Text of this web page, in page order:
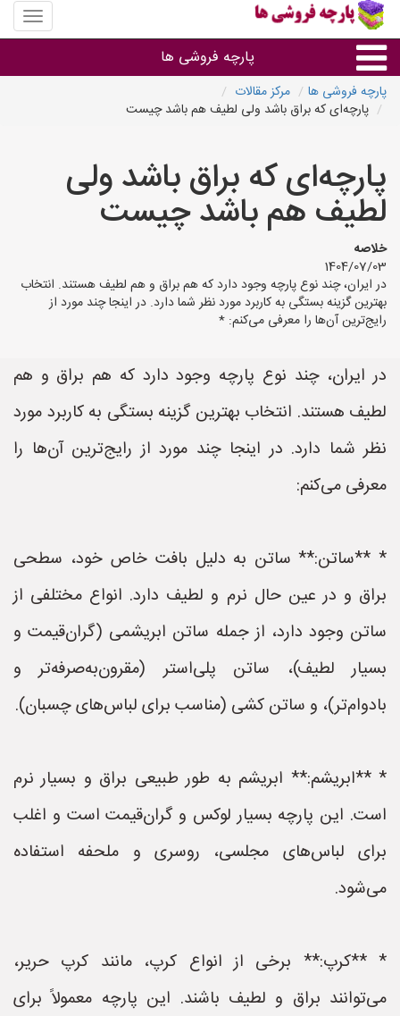
منوی
سایت
فروشی
پارچه فروشی ها
پارچه براساس جنس
پارچه براساس رنگ طرح و کاربرد
پارچه فروشی های هر شهر
پارچه فروشی ها
مرکز مقالات
پارچه‌ای که براق باشد ولی لطیف هم باشد چیست
پارچه‌ای که براق باشد ولی
لطیف هم باشد چیست
خلاصه
1404/07/03
در ایران، چند نوع پارچه وجود دارد که هم براق و هم لطیف هستند. انتخاب
بهترین گزینه بستگی به کاربرد مورد نظر شما دارد. در اینجا چند مورد از
رایج‌ترین آن‌ها را معرفی می‌کنم: *
در ایران، چند نوع پارچه وجود دارد که هم براق و هم
لطیف هستند. انتخاب بهترین گزینه بستگی به کاربرد مورد
نظر شما دارد. در اینجا چند مورد از رایج‌ترین آن‌ها را
معرفی می‌کنم:
* **ساتن:** ساتن به دلیل بافت خاص خود، سطحی
براق و در عین حال نرم و لطیف دارد. انواع مختلفی از
ساتن وجود دارد، از جمله ساتن ابریشمی (گران‌قیمت و
بسیار لطیف)، ساتن پلی‌استر (مقرون‌به‌صرفه‌تر و
بادوام‌تر)، و ساتن کشی (مناسب برای لباس‌های چسبان).
* **ابریشم:** ابریشم به طور طبیعی براق و بسیار نرم
است. این پارچه بسیار لوکس و گران‌قیمت است و اغلب
برای لباس‌های مجلسی، روسری و ملحفه استفاده
می‌شود.
* **کرپ:** برخی از انواع کرپ، مانند کرپ حریر،
می‌توانند براق و لطیف باشند. این پارچه معمولاً برای